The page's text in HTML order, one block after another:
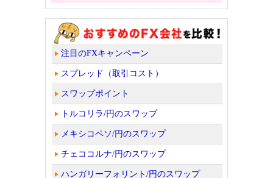
注目のFXキャンペーン
スプレッド（取引コスト）
スワップポイント
トルコリラ/円のスワップ
メキシコペソ/円のスワップ
チェココルナ/円のスワップ
ハンガリーフォリント/円のスワップ